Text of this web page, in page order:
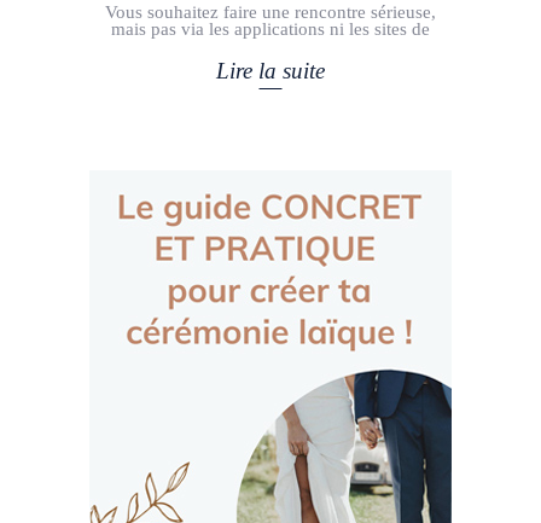
Vous souhaitez faire une rencontre sérieuse,
mais pas via les applications ni les sites de
Lire la suite